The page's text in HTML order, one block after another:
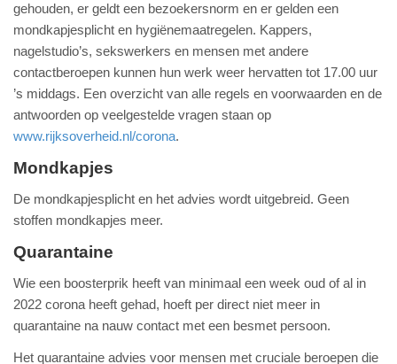
gehouden, er geldt een bezoekersnorm en er gelden een
mondkapjesplicht en hygiënemaatregelen. Kappers,
nagelstudio’s, sekswerkers en mensen met andere
contactberoepen kunnen hun werk weer hervatten tot 17.00 uur
’s middags. Een overzicht van alle regels en voorwaarden en de
antwoorden op veelgestelde vragen staan op
www.rijksoverheid.nl/corona.
Mondkapjes
De mondkapjesplicht en het advies wordt uitgebreid. Geen
stoffen mondkapjes meer.
Quarantaine
Wie een boosterprik heeft van minimaal een week oud of al in
2022 corona heeft gehad, hoeft per direct niet meer in
quarantaine na nauw contact met een besmet persoon.
Het quarantaine advies voor mensen met cruciale beroepen die